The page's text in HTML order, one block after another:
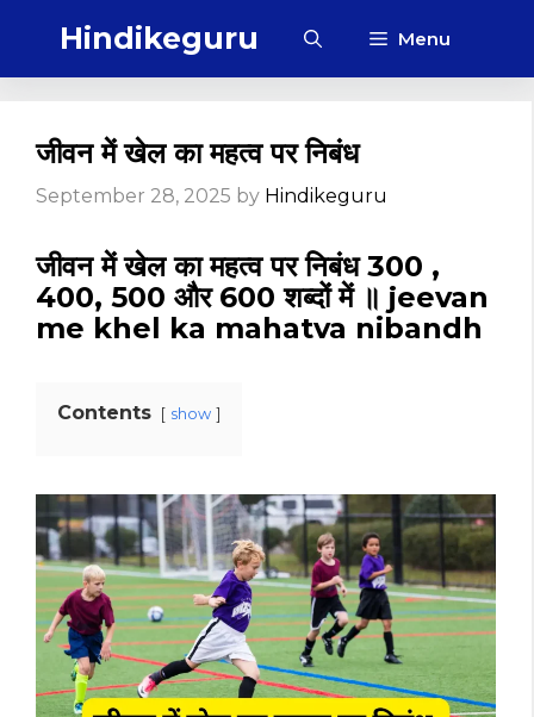
Hindikeguru Menu
जीवन में खेल का महत्व पर निबंध
September 28, 2025 by Hindikeguru
जीवन में खेल का महत्व पर निबंध 300 ,
400, 500 और 600 शब्दों में ॥ jeevan
me khel ka mahatva nibandh
Contents show